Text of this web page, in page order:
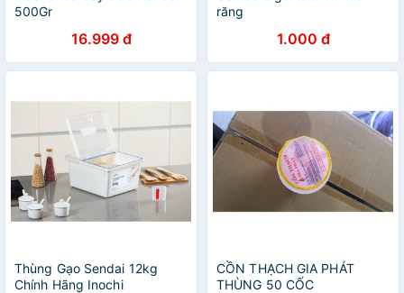
500Gr
16.999 đ
răng
1.000 đ
Thùng Gạo Sendai 12kg
Chính Hãng Inochi
CỒN THẠCH GIA PHÁT
THÙNG 50 CỐC